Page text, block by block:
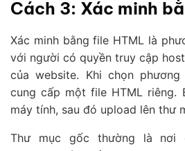
Cách 3: Xác minh
Xác minh bằng file HTML là
với người có quyền truy cập
của website. Khi chọn
cung cấp một file HTML riêng.
máy tính, sau đó upload lên thư
Thư mục gốc thường là nơi